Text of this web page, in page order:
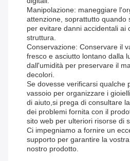
Manipolazione: maneggiare
attenzione, soprattutto quando
per evitare danni accidentali ai
struttura.
Conservazione: Conservare il
fresco e asciutto lontano dalla
dall'umidità per preservare il
decolori.
Se dovesse verificarsi qualche
vassoio per organizzare i
di aiuto,si prega di consultare
dei problemi fornita con il
sito web per ulteriori risorse di
Ci impegniamo a fornire un
supporto per garantire la
nostro prodotto.